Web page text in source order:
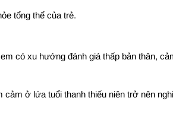
tổng thể của trẻ.
có xu hướng đánh giá thấp bản thân,
ở lứa tuổi thanh thiếu niên trở nên